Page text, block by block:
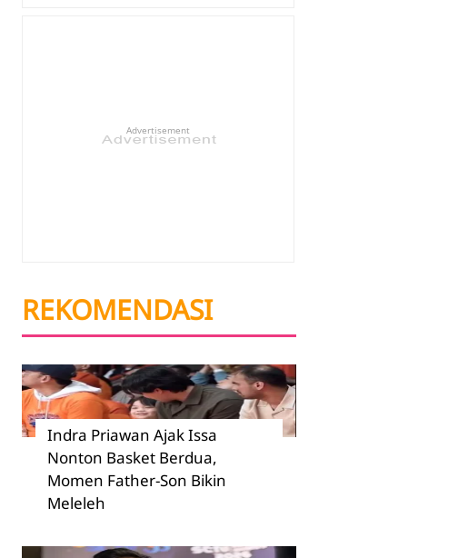
Advertisement
REKOMENDASI
Indra Priawan Ajak Issa
Nonton Basket Berdua,
Momen Father-Son Bikin
Meleleh